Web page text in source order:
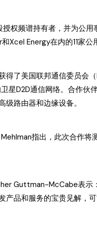
权频谱持有者，并为公用
Xcel Energy在内的11家公
得了美国联邦通信委员会
星D2D通信网络。合作伙
路由器和边缘设备。
指出，此次合作将
Guttman-McCabe表示
产品和服务的宝贵见解，